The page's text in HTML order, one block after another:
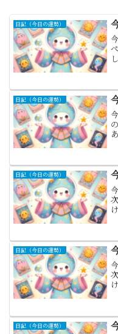
日記（今日の運勢）
日記（今日の運勢）
日記（今日の運勢）
日記（今日の運勢）
日記（今日の運勢）